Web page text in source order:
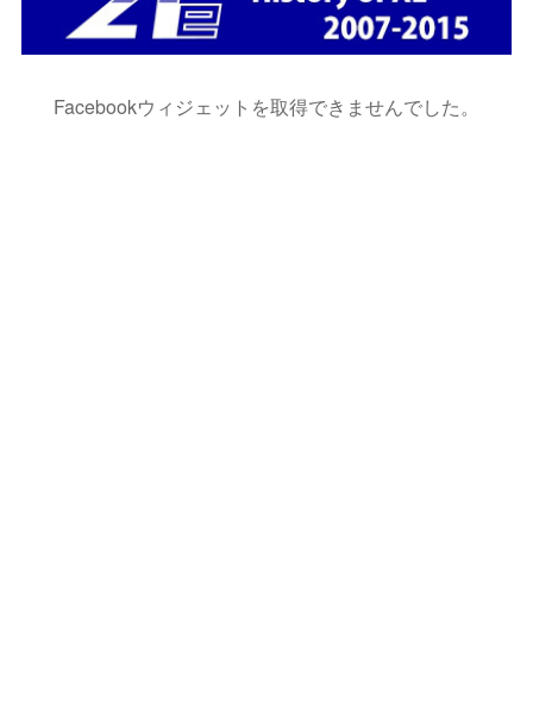
Facebookウィジェットを取得できませんでした。